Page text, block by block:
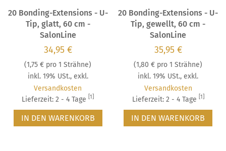
20 Bonding-Extensions - U-
Tip, glatt, 60 cm -
SalonLine
34,95 €
(1,75 € pro 1 Strähne)
inkl. 19% USt., exkl.
Versandkosten
Lieferzeit: 2 - 4 Tage [1]
IN DEN WARENKORB
20 Bonding-Extensions - U-
Tip, gewellt, 60 cm -
SalonLine
35,95 €
(1,80 € pro 1 Strähne)
inkl. 19% USt.,exkl.
Versandkosten
Lieferzeit: 2 - 4 Tage
[1]
IN DEN WARENKORB